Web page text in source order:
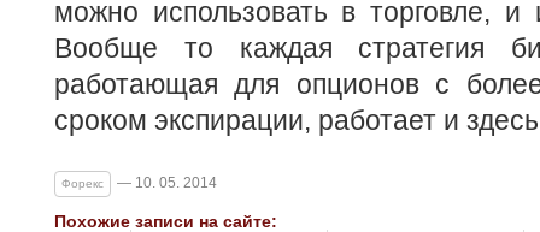
можно использовать в торговле, и
Вообще то каждая стратегия
работающая для опционов с
сроком экспирации, работает и
Форекс — 10. 05. 2014
Похожие записи на сайте: